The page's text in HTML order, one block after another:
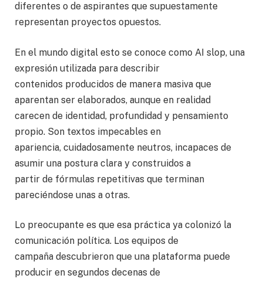
diferentes o de aspirantes que supuestamente
representan proyectos opuestos.
En el mundo digital esto se conoce como AI slop, una
expresión utilizada para describir
contenidos producidos de manera masiva que
aparentan ser elaborados, aunque en realidad
carecen de identidad, profundidad y pensamiento
propio. Son textos impecables en
apariencia, cuidadosamente neutros, incapaces de
asumir una postura clara y construidos a
partir de fórmulas repetitivas que terminan
pareciéndose unas a otras.
Lo preocupante es que esa práctica ya colonizó la
comunicación política. Los equipos de
campaña descubrieron que una plataforma puede
producir en segundos decenas de